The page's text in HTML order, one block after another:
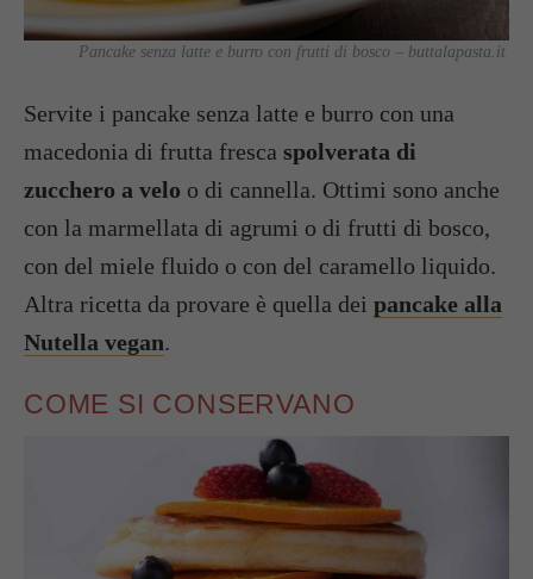
Pancake senza latte e burro con frutti di bosco – buttalapasta.it
Servite i pancake senza latte e burro con una
macedonia di frutta fresca spolverata di
zucchero a velo o di cannella. Ottimi sono anche
con la marmellata di agrumi o di frutti di bosco,
con del miele fluido o con del caramello liquido.
Altra ricetta da provare è quella dei pancake alla
Nutella vegan.
COME SI CONSERVANO